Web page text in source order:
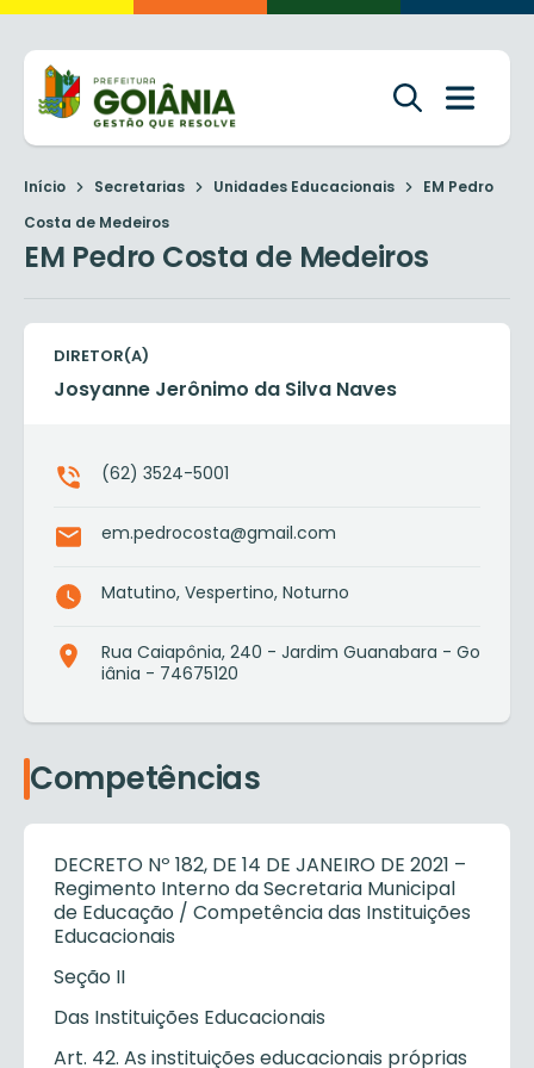
Início Secretarias Unidades Educacionais
EM Pedro
Costa de Medeiros
EM Pedro Costa de Medeiros
DIRETOR(A)
Josyanne Jerônimo da Silva Naves
(62) 3524-5001
em.pedrocosta@gmail.com
Matutino, Vespertino, Noturno
Rua Caiapônia, 240 - Jardim Guanabara - Go
iânia - 74675120
Competências
DECRETO Nº 182, DE 14 DE JANEIRO DE 2021 –
Regimento Interno da Secretaria Municipal
de Educação / Competência das Instituições
Educacionais
Seção II
Das Instituições Educacionais
Art. 42. As instituições educacionais próprias